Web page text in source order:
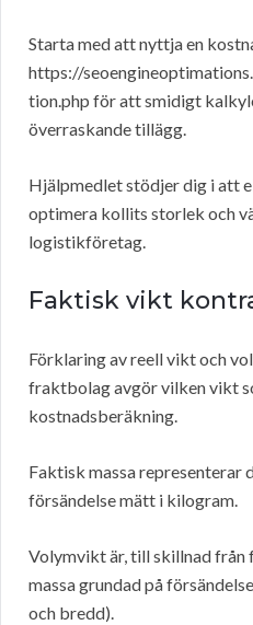
Starta med att nyttja en
https://
tion.php för att smidigt
överraskande tillägg.
Hjälpmedlet stödjer dig i att
optimera kollits storlek och
logistikföretag.
Faktisk vikt
Förklaring av reell vikt och
fraktbolag avgör vilken vikt
kostnadsberäkning.
Faktisk massa representerar
försändelse mätt i kilogram.
Volymvikt är, till skillnad från
massa grundad på
och bredd).